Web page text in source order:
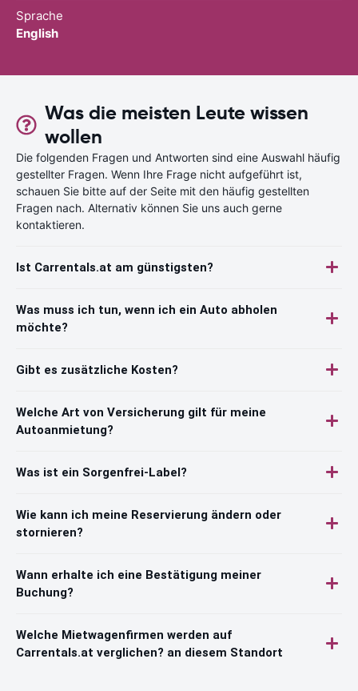
Sprache
English
Was die meisten Leute wissen
wollen
Die folgenden Fragen und Antworten sind eine Auswahl häufig
gestellter Fragen. Wenn Ihre Frage nicht aufgeführt ist,
schauen Sie bitte auf der Seite mit den häufig gestellten
Fragen nach. Alternativ können Sie uns auch gerne
kontaktieren.
Ist Carrentals.at am günstigsten?
Was muss ich tun, wenn ich ein Auto abholen
möchte?
Gibt es zusätzliche Kosten?
Welche Art von Versicherung gilt für meine
Autoanmietung?
Was ist ein Sorgenfrei-Label?
Wie kann ich meine Reservierung ändern oder
stornieren?
Wann erhalte ich eine Bestätigung meiner
Buchung?
Welche Mietwagenfirmen werden auf
Carrentals.at verglichen? an diesem Standort